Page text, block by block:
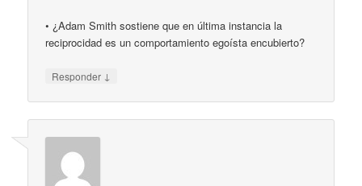
• ¿Adam Smith sostiene que en última instancia la
reciprocidad es un comportamiento egoísta encubierto?
Responder ↓